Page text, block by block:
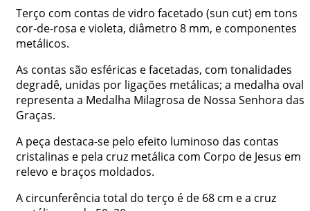
Terço com contas de vidro facetado (sun cut) em tons
cor-de-rosa e violeta, diâmetro 8 mm, e componentes
metálicos.
As contas são esféricas e facetadas, com tonalidades
degradê, unidas por ligações metálicas; a medalha oval
representa a Medalha Milagrosa de Nossa Senhora das
Graças.
A peça destaca-se pelo efeito luminoso das contas
cristalinas e pela cruz metálica com Corpo de Jesus em
relevo e braços moldados.
A circunferência total do terço é de 68 cm e a cruz